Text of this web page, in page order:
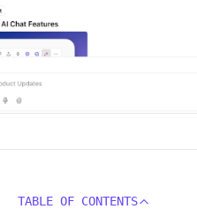
TABLE OF CONTENTS